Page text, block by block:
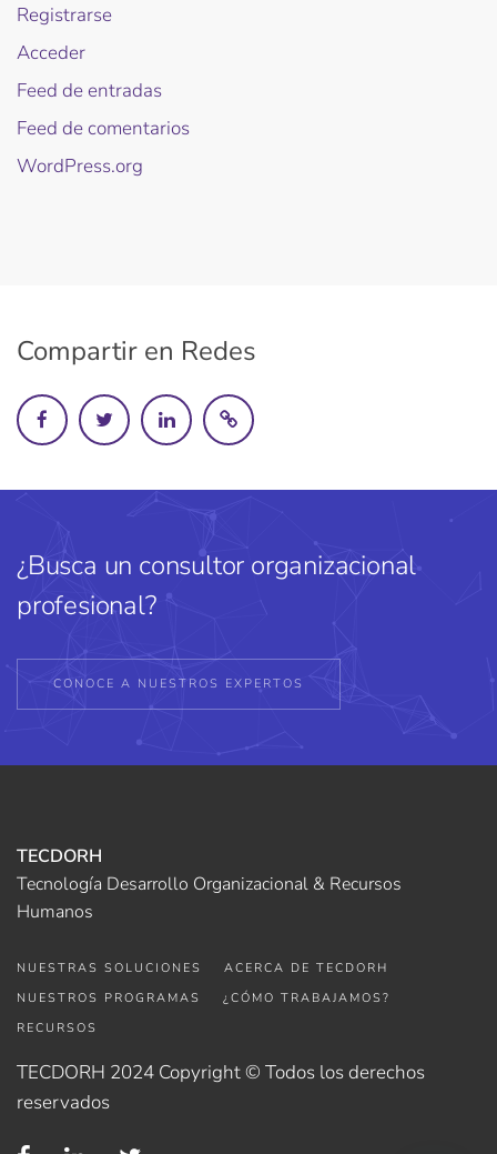
Registrarse
Acceder
Feed de entradas
Feed de comentarios
WordPress.org
Compartir en Redes
¿Busca un consultor organizacional
profesional?
CONOCE A NUESTROS EXPERTOS
TECDORH
Tecnología Desarrollo Organizacional & Recursos
Humanos
NUESTRAS SOLUCIONES
ACERCA DE TECDORH
NUESTROS PROGRAMAS
¿CÓMO TRABAJAMOS?
RECURSOS
TECDORH 2024 Copyright © Todos los derechos
reservados